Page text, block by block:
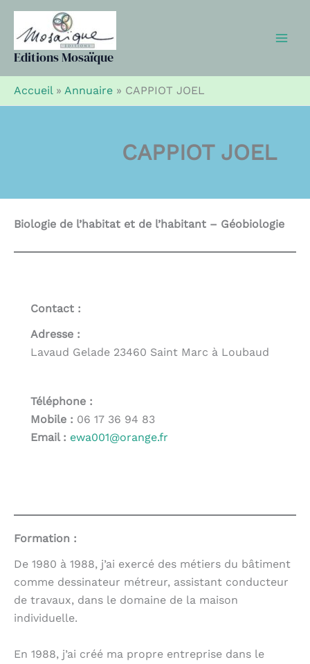
Aller
contenu
Editions Mosaïque
Accueil» Annuaire » CAPPIOT JOEL
CAPPIOT JOEL
Biologie de l’habitat et de l’habitant – Géobiologie
Contact :
Adresse :
Lavaud Gelade 23460 Saint Marc à Loubaud
Téléphone :
Mobile : 06 17 36 94 83
Email : ewa001@orange.fr
Formation :
De 1980 à 1988, j’ai exercé des métiers du bâtiment
comme dessinateur métreur, assistant conducteur
de travaux, dans le domaine de la maison
individuelle.
En 1988, j’ai créé ma propre entreprise dans le